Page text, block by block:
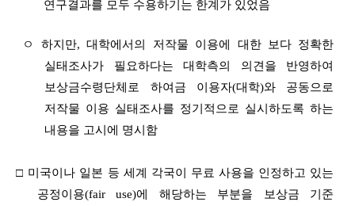
연구결과를 모두 수용하기는 한계가 있었음
ㅇ 하지만, 대학에서의 저작물 이용에 대한 보다 정확한
실태조사가 필요하다는 대학측의 의견을 반영하여
보상금수령단체로 하여금 이용자(대학)와 공동으로
저작물 이용 실태조사를 정기적으로 실시하도록 하는
내용을 고시에 명시함
□ 미국이나 일본 등 세계 각국이 무료 사용을 인정하고 있는
공정이용(fair use)에 해당하는 부분을 보상금 기준